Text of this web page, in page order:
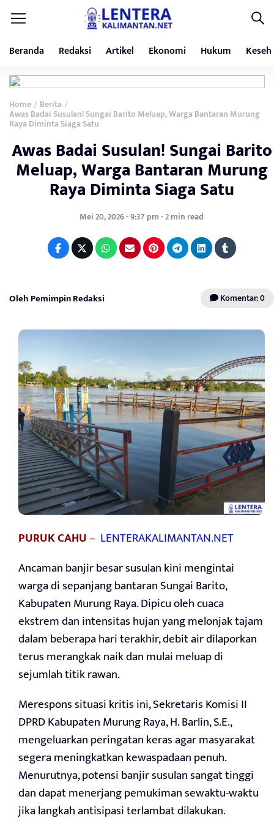
Beranda Redaksi Artikel Ekonomi Hukum
Home / Berita /
Awas Badai Susulan! Sungai Barito Meluap, Warga Bantaran Murung
Raya Diminta Siaga Satu
Awas Badai Susulan! Sungai Barito
Meluap, Warga Bantaran Murung
Raya Diminta Siaga Satu
Mei 20, 2026 - 9:37 pm - 2 min read
Oleh Pemimpin Redaksi Komentar: 0
PURUK CAHU– LENTERAKALIMANTAN.NET
Ancaman banjir besar susulan kini mengintai
warga di sepanjang bantaran Sungai Barito,
Kabupaten Murung Raya. Dipicu oleh cuaca
ekstrem dan intensitas hujan yang melonjak tajam
dalam beberapa hari terakhir, debit air dilaporkan
terus merangkak naik dan mulai meluap di
sejumlah titik rawan.
Merespons situasi kritis ini, Sekretaris Komisi II
DPRD Kabupaten Murung Raya, H. Barlin, S.E.,
mengeluarkan peringatan keras agar masyarakat
segera meningkatkan kewaspadaan penuh.
Menurutnya, potensi banjir susulan sangat tinggi
dan dapat menerjang pemukiman sewaktu-waktu
jika langkah antisipasi terlambat dilakukan.